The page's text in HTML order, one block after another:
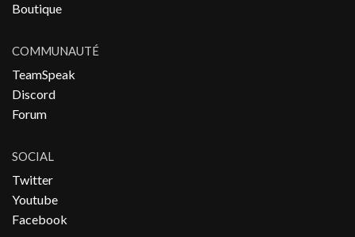
Boutique
COMMUNAUTÉ
TeamSpeak
Discord
Forum
SOCIAL
Twitter
Youtube
Facebook